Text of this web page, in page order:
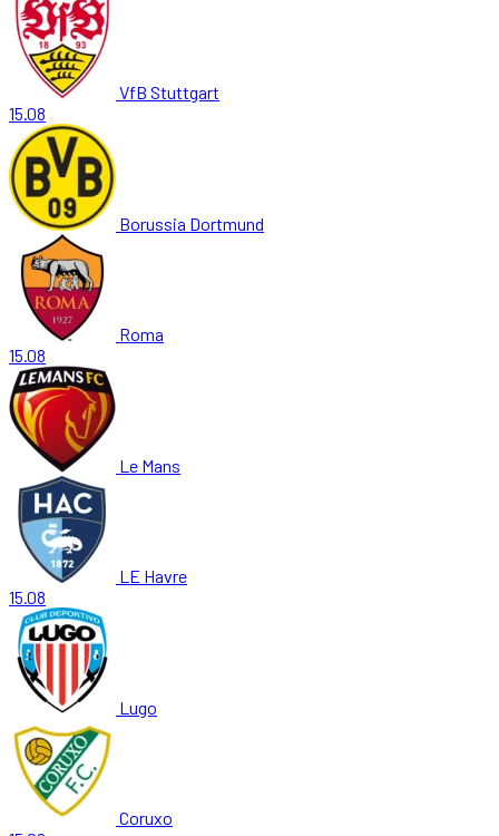
VfB Stuttgart
15.08
Borussia Dortmund
Roma
15.08
Le Mans
LE Havre
15.08
Lugo
Coruxo